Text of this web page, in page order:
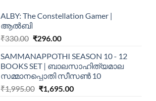
ALBY: The Constellation Gamer |
ആൽബി
₹330.00 ₹296.00
SAMMANAPPOTHI SEASON 10 - 12
BOOKS SET | ബാലസാഹിത്യമാല
സമ്മാനപ്പൊതി സീസൺ 10
₹1,995.00 ₹1,695.00